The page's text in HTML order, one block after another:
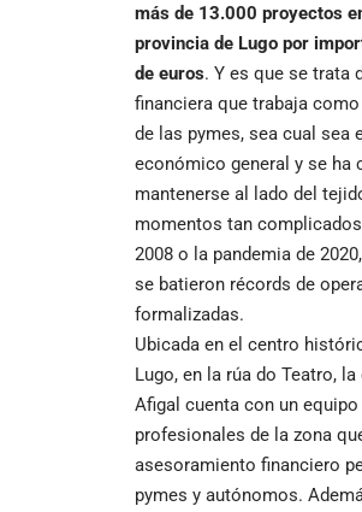
más de 13.000 proyectos
provincia de Lugo por
de euros. Y es que se trata
financiera que trabaja
de las pymes, sea cual sea
económico general y se ha
mantenerse al lado del
momentos tan
2008 o la pandemia de
se batieron récords de
formalizadas.
Ubicada en el centro
Lugo, en la rúa do Teatro,
Afigal cuenta con un
profesionales de la zona
asesoramiento financiero
pymes y autónomos.